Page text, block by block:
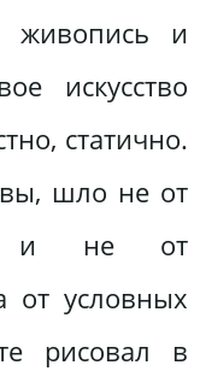
и
искусство
статично.
шло не от
и не от
от условных
рисовал в